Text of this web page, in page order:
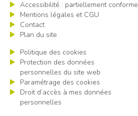
Accessibilité : partiellement conforme
Mentions légales et CGU
Contact
Plan du site
Politique des cookies
Protection des données
personnelles du site web
Paramétrage des cookies
Droit d’accès à mes données
personnelles